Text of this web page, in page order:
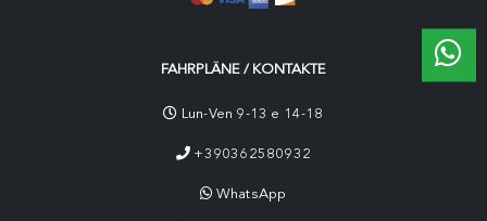
FAHRPLÄNE / KONTAKTE
Lun-Ven 9-13 e 14-18
+390362580932
WhatsApp